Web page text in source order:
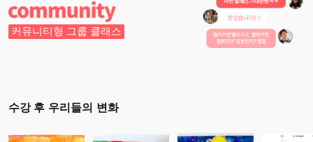
커뮤니티형 그룹 클래스
수강 후 우리들의 변화